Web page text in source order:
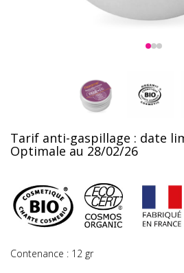
Tarif anti-gaspillage : date
Optimale au 28/02/26
Contenance : 12 gr